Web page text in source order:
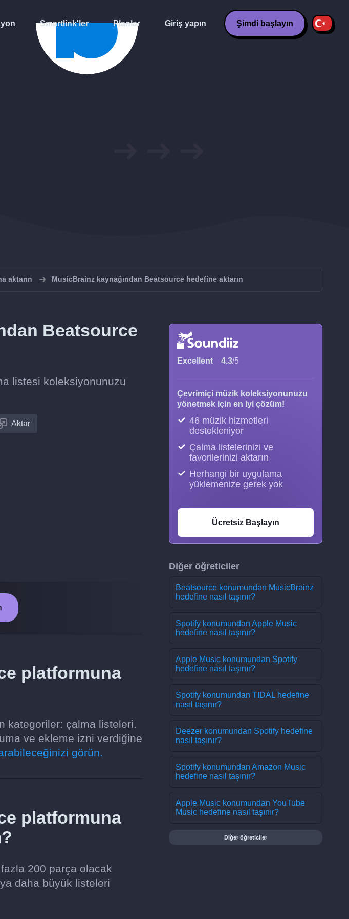
Smartlink'ler Planlar Giriş yapın Şimdi başlayın
aktarın MusicBrainz kaynağından Beatsource hedefine aktarın
Beatsource
listesi koleksiyonunuzu
Aktar
platformuna
kategoriler: çalma listeleri.
ve ekleme izni verdiğine
görün.
platformuna
200 parça olacak
daha büyük listeleri
Excellent 4.3/5
Çevrimiçi müzik koleksiyonunuzu
yönetmek için en iyi çözüm!
46 müzik hizmetleri
destekleniyor
Çalma listelerinizi ve
favorilerinizi aktarın
Herhangi bir uygulama
yüklemenize gerek yok
Ücretsiz Başlayın
Diğer öğreticiler
Beatsource konumundan MusicBrainz
hedefine nasıl taşınır?
Spotify konumundan Apple Music
hedefine nasıl taşınır?
Apple Music konumundan Spotify
hedefine nasıl taşınır?
Spotify konumundan TIDAL hedefine
nasıl taşınır?
Deezer konumundan Spotify hedefine
nasıl taşınır?
Spotify konumundan Amazon Music
hedefine nasıl taşınır?
Apple Music konumundan YouTube
Music hedefine nasıl taşınır?
Diğer öğreticiler